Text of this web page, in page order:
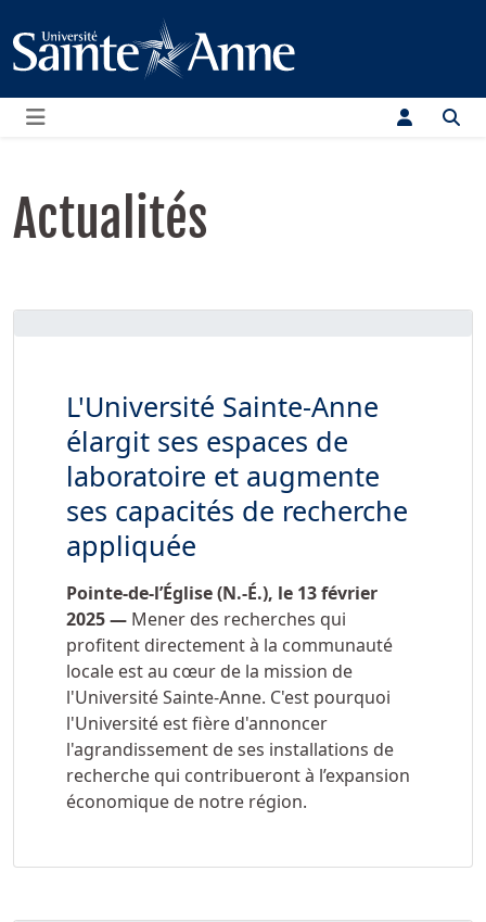
Menu
Actualités
L'Université Sainte-Anne
élargit ses espaces de
laboratoire et augmente
ses capacités de recherche
appliquée
Pointe-de-l’Église (N.-É.), le 13 février
2025 — Mener des recherches qui
profitent directement à la communauté
locale est au cœur de la mission de
l'Université Sainte-Anne. C'est pourquoi
l'Université est fière d'annoncer
l'agrandissement de ses installations de
recherche qui contribueront à l’expansion
économique de notre région.